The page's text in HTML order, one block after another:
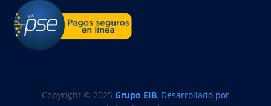
Copyright © 2025 Grupo EIB, Desarrollado por